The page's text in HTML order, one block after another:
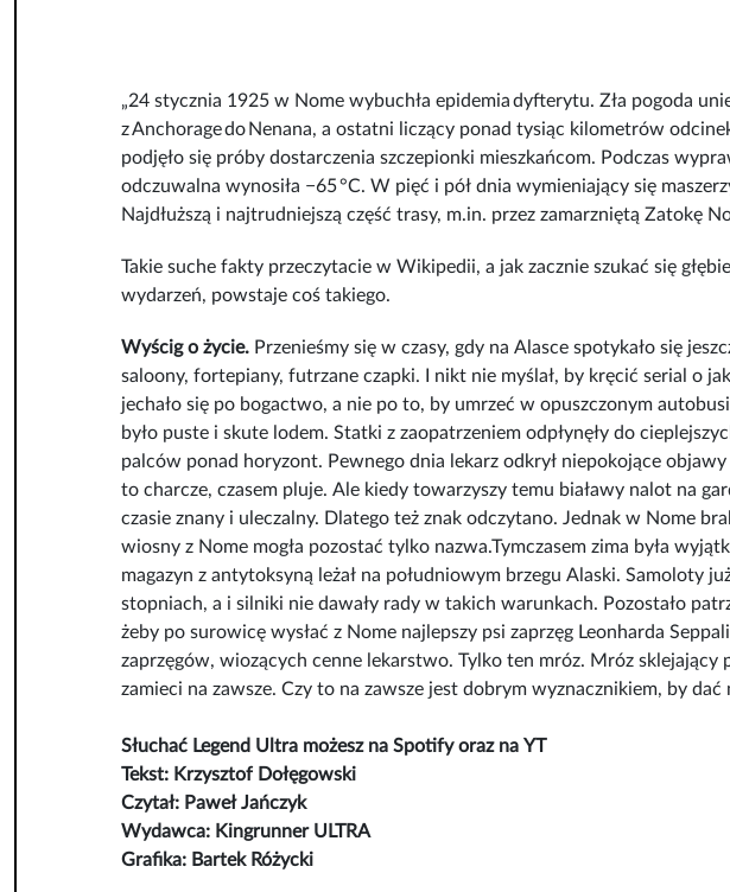
„24 stycznia 1925 w Nome wybuchła epidemiadyfterytu. Zła pogoda
zAnchoragedo Nenana, a ostatni liczący ponad tysiąc kilometrów
podjęło się próby dostarczenia szczepionki mieszkańcom. Podczas
odczuwalna wynosiła −65 °C. W pięć i pół dnia wymieniający się
Najdłuższą i najtrudniejszą część trasy, m.in. przez zamarzniętą Zatokę
Takie suche fakty przeczytacie w Wikipedii, a jak zacznie szukać się
wydarzeń, powstaje coś takiego.
Wyścig o życie. Przenieśmy się w czasy, gdy na Alasce spotykało się
saloony, fortepiany, futrzane czapki. I nikt nie myślał, by kręcić serial o
jechało się po bogactwo, a nie po to, by umrzeć w opuszczonym
było puste i skute lodem. Statki z zaopatrzeniem odpłynęły do
palców ponad horyzont. Pewnego dnia lekarz odkrył niepokojące objawy
to charcze, czasem pluje. Ale kiedy towarzyszy temu białawy nalot na
czasie znany i uleczalny. Dlatego też znak odczytano. Jednak w Nome
wiosny z Nome mogła pozostać tylko nazwa.Tymczasem zima była
magazyn z antytoksyną leżał na południowym brzegu Alaski. Samoloty
stopniach, a i silniki nie dawały rady w takich warunkach. Pozostało
żeby po surowicę wysłać z Nome najlepszy psi zaprzęg Leonharda
zaprzęgów, wiozących cenne lekarstwo. Tylko ten mróz. Mróz sklejający
zamieci na zawsze. Czy to na zawsze jest dobrym wyznacznikiem, by
Słuchać Legend Ultra możesz na Spotify oraz na YT
Tekst: Krzysztof Dołęgowski
Czytał: Paweł Jańczyk
Wydawca: Kingrunner ULTRA
Grafika: Bartek Różycki